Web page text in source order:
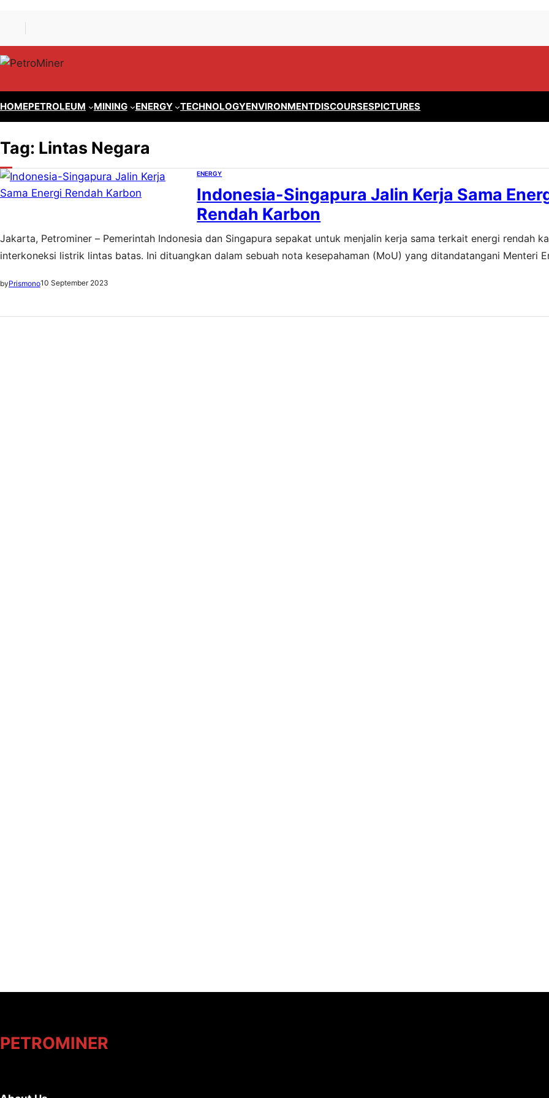
HOMEPETROLEUM MINING ENERGY TECHNOLOGYENVIRONMENTDISCOURSESPICTURES
Tag: Lintas Negara
ENERGY
Indonesia-Singapura Jalin Kerja Sama
Rendah Karbon
Jakarta, Petrominer – Pemerintah Indonesia dan Singapura sepakat untuk menjalin kerja sama terkait energi rendah
interkoneksi listrik lintas batas. Ini dituangkan dalam sebuah nota kesepahaman (MoU) yang ditandatangani Menteri
tentang kerja sama…
byPrismono10 September 2023
PETROMINER